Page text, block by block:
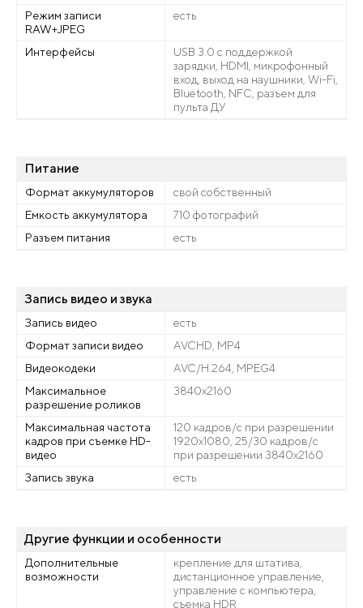
Режим записи
RAW+JPEG
есть
Интерфейсы
USB 3.0 с поддержкой
зарядки, HDMI, микрофонный
вход, выход на наушники, Wi-Fi,
Bluetooth, NFC, разъем для
пульта ДУ
Питание
Формат аккумуляторов
свой собственный
Емкость аккумулятора
710 фотографий
Разъем питания
есть
Запись видео и звука
Запись видео
есть
Формат записи видео
AVCHD, MP4
Видеокодеки
AVC/H.264, MPEG4
Максимальное
разрешение роликов
3840x2160
Максимальная частота
кадров при съемке HD-
видео
120 кадров/с при разрешении
1920x1080, 25/30 кадров/с
при разрешении 3840x2160
Запись звука
есть
Другие функции и особенности
Дополнительные
возможности
крепление для штатива,
дистанционное управление,
управление с компьютера,
cъемка HDR